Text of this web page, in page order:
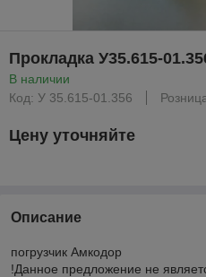
Прокладка У35.615-
В наличии
Код: У 35.615-01.356
Цену уточняйте
Описание
погрузчик Амкодор
!Данное предложение не